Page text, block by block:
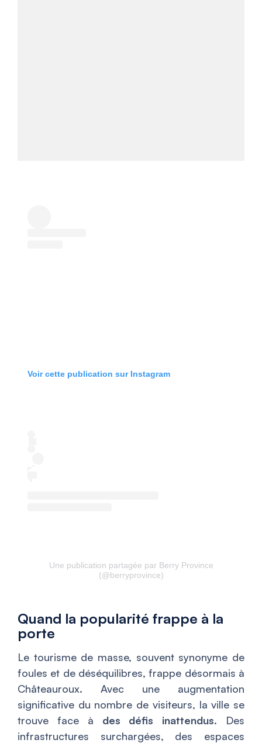
Voir cette publication sur Instagram
Une publication partagée par Berry Province
(@berryprovince)
Quand la popularité frappe à la
porte
Le tourisme de masse, souvent synonyme de
foules et de déséquilibres, frappe désormais à
Châteauroux. Avec une augmentation
significative du nombre de visiteurs, la ville se
trouve face à des défis inattendus. Des
infrastructures surchargées, des espaces